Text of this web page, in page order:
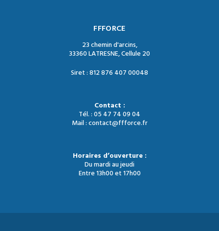
FFFORCE
23 chemin d'arcins,
33360 LATRESNE, Cellule 20
Siret : 812 876 407 00048
Contact :
Tél. : 05 47 74 09 04
Mail : contact@ffforce.fr
Horaires d’ouverture :
Du mardi au jeudi
Entre 13h00 et 17h00